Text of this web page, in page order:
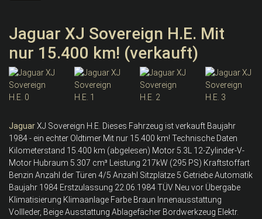
Jaguar XJ Sovereign H.E. Mit
nur 15.400 km! (verkauft)
JaguarXJ Sovereign H.E. Dieses Fahrzeug ist verkauft Baujahr
1984 - ein echter Oldtimer Mit nur 15.400 km! Technische Daten
Kilometerstand 15.400 km (abgelesen) Motor 5.3L 12-Zylinder-V-
Motor Hubraum 5.307 cm³ Leistung 217kW (295 PS) Kraftstoffart
Benzin Anzahl der Türen 4/5 Anzahl Sitzplätze 5 Getriebe Automatik
Baujahr 1984 Erstzulassung 22.06.1984 TÜV Neu vor Übergabe
Klimatisierung Klimaanlage Farbe Braun Innenausstattung
Vollleder, Beige Ausstattung Ablagefächer Bordwerkzeug Elektr.